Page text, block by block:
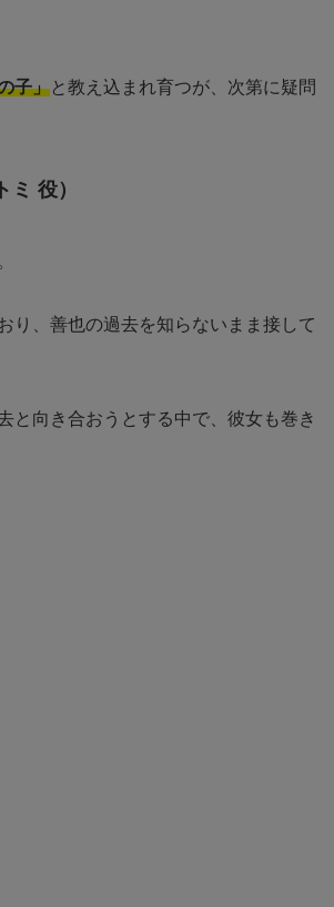
子」と教え込まれ育つが、次第に疑問
役）
り、善也の過去を知らないまま接して
と向き合おうとする中で、彼女も巻き